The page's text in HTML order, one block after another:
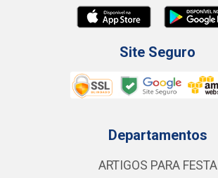
Site Seguro
Departamentos
ARTIGOS PARA FESTA